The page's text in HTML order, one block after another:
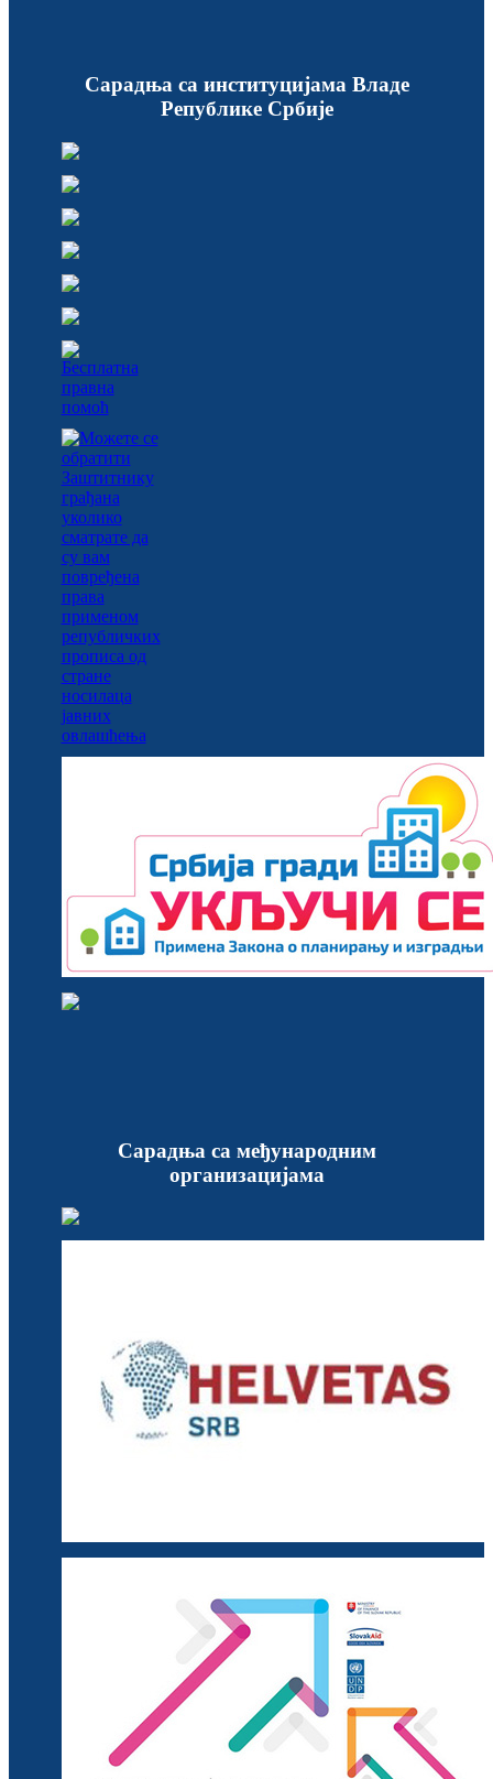
Сарадња са институцијама Владе
Републике Србије
Сарадња са међународним
организацијама